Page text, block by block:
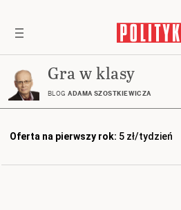
Gra w klasy
BLOG ADAMA SZOSTKIEWICZA
Oferta na pierwszy rok: 5 zł/tydzień